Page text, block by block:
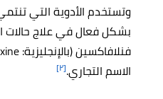
وتستخدم الأدوية التي
بشكل فعال في علاج حالات
الاسم التجاري.[٢]